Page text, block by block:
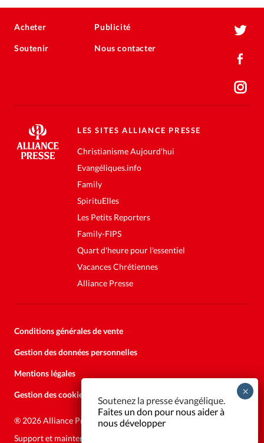
Acheter
Soutenir
Publicité
Nous contacter
LES SITES ALLIANCE PRESSE
Christianisme Aujourd'hui
Evangéliques.info
Family
SpirituElles
Les Petits Reporters
Family-FIPS
Quart d'heure pour l'essentiel
Vacances Chrétiennes
Alliance Presse
Conditions générales de vente
Gestion des données personnelles
Mentions légales
Gestion des cookies
® 2026 Alliance Presse
Support et maintenance:
Soutenez la presse évangélique.
Faites un don pour nous aider à
nous développer